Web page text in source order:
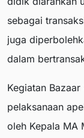
sebagai
juga
dalam
Kegiatan
pelaksanaan
oleh Kepala MA